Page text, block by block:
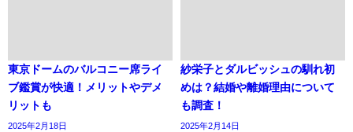
東京ドームのバルコニー席ライ
ブ鑑賞が快適！メリットやデメ
リットも
2025年2月18日
紗栄子とダルビッシュの馴れ初
めは？結婚や離婚理由について
も調査！
2025年2月14日